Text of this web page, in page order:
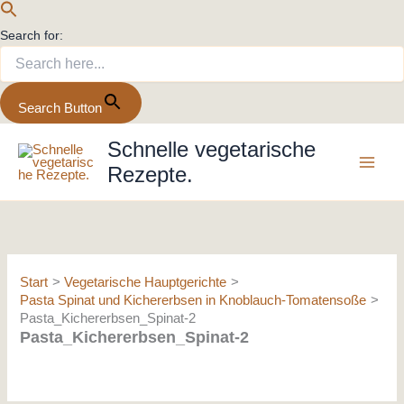
Search for:
Search Button
Inhalt
springen
Schnelle vegetarische
Rezepte.
Start
Vegetarische Hauptgerichte
Pasta Spinat und Kichererbsen in Knoblauch-Tomatensoße
Pasta_Kichererbsen_Spinat-2
Pasta_Kichererbsen_Spinat-2